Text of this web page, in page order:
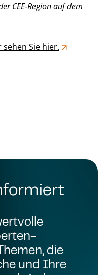
CEE-Region auf dem
Sie hier.
die
und Ihre